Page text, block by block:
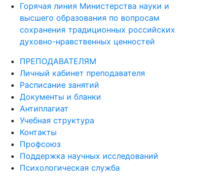
Горячая линия Министерства науки и
высшего образования по вопросам
сохранения традиционных российских
духовно-нравственных ценностей
ПРЕПОДАВАТЕЛЯМ
Личный кабинет преподавателя
Расписание занятий
Документы и бланки
Антиплагиат
Учебная структура
Контакты
Профсоюз
Поддержка научных исследований
Психологическая служба